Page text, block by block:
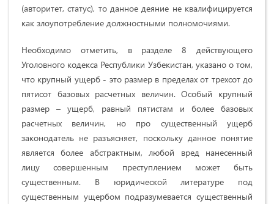
(авторитет, статус), то данное деяние не квалифицируется
как злоупотребление должностными полномочиями.
Необходимо отметить, в разделе 8 действующего
Уголовного кодекса Республики Узбекистан, указано о том,
что крупный ущерб - это размер в пределах от трехсот до
пятисот базовых расчетных величин. Особый крупный
размер – ущерб, равный пятистам и более базовых
расчетных величин, но про существенный ущерб
законодатель не разъясняет, поскольку данное понятие
является более абстрактным, любой вред нанесенный
лицу совершенным преступлением может быть
существенным. В юридической литературе под
существенным ущербом подразумевается существенный